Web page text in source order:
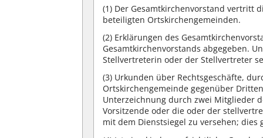
(1) Der Gesamtkirchenvorstand vertritt
beteiligten Ortskirchengemeinden.
(2) Erklärungen des
Gesamtkirchenvorstands abgegeben.
Stellvertreterin oder der Stellvertreter
(3) Urkunden über Rechtsgeschäfte,
Ortskirchengemeinde gegenüber
Unterzeichnung durch zwei Mitglieder
Vorsitzende oder die oder der
mit dem Dienstsiegel zu versehen;